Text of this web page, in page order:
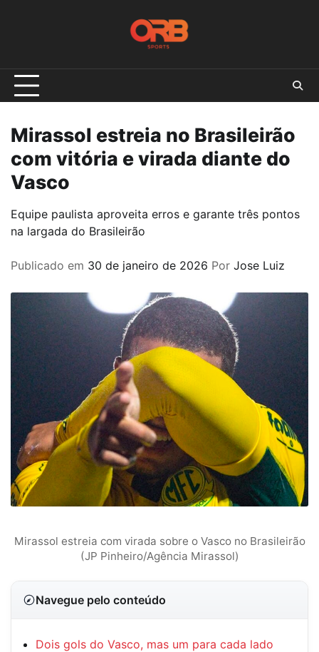
Mirassol estreia no Brasileirão
com vitória e virada diante do
Vasco
Equipe paulista aproveita erros e garante três pontos
na largada do Brasileirão
Publicado em 30 de janeiro de 2026 Por Jose Luiz
Mirassol estreia com virada sobre o Vasco no Brasileirão
(JP Pinheiro/Agência Mirassol)
Navegue pelo conteúdo
Dois gols do Vasco, mas um para cada lado